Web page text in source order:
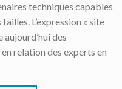
techniques capables
L’expression « site
des
relation des experts en